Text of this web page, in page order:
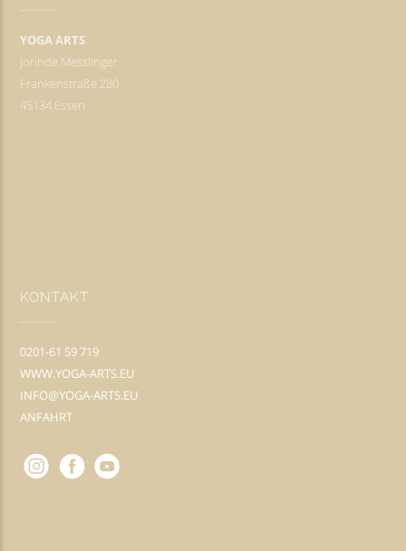
YOGA ARTS
Jorinde Messlinger
Frankenstraße 280
45134 Essen
KONTAKT
0201-61 59 719
WWW.YOGA-ARTS.EU
INFO@YOGA-ARTS.EU
ANFAHRT